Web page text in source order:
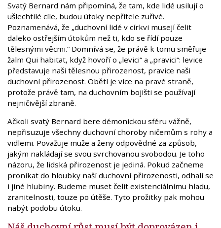
Svatý Bernard nám připomíná, že tam, kde lidé usilují o
ušlechtilé cíle, budou útoky nepřítele zuřivé.
Poznamenává, že „duchovní lidé v církvi musejí čelit
daleko ostřejším útokům než ti, kdo se řídí pouze
tělesnými věcmi.“ Domnívá se, že právě k tomu směřuje
žalm Qui habitat, když hovoří o „levici“ a „pravici“: levice
představuje naši tělesnou přirozenost, pravice naši
duchovní přirozenost. Obětí je více na pravé straně,
protože právě tam, na duchovním bojišti se používají
nejničivější zbraně.
Ačkoli svatý Bernard bere démonickou sféru vážně,
nepřisuzuje všechny duchovní choroby ničemům s rohy a
vidlemi. Považuje muže a ženy odpovědné za způsob,
jakým nakládají se svou svrchovanou svobodou. Je toho
názoru, že lidská přirozenost je jediná. Pokud začneme
pronikat do hloubky naší duchovní přirozenosti, odhalí se
i jiné hlubiny. Budeme muset čelit existenciálnímu hladu,
zranitelnosti, touze po útěše. Tyto prožitky pak mohou
nabýt podobu útoku.